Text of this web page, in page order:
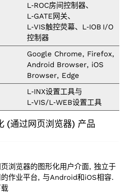
L‑ROC房间控制器、
L‑GATE网关、
L‑VIS触控荧幕、L‑IOB I/‌O
控制器
Google Chrome, Firefox,
Android Browser, iOS
Browser, Edge
L‑INX设置工具与
L‑VIS/L‑WEB设置工具
(通过网页浏览器) 产品
浏览器的图形化用户介面, 独立于
的作业平台, 与Android和iOS相容.